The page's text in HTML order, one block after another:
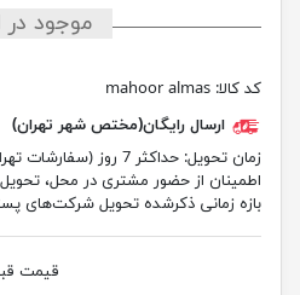
موجود در
کد کالا: mahoor almas
ارسال رایگان(مختص شهر تهران)
زمان تحویل:
حداکثر 7 روز
اطمینان از حضور مشتری در محل،
بازه زمانی ذکرشده تحویل شرکت‌های
قیمت